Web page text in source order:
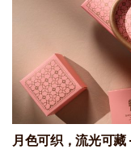
月色可织，流光可